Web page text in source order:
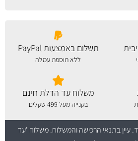
תשלום באמצעות PayPal
ללא תוספת עמלה
משלוח עד הדלת חינם
בקנייה מעל 499 שקלים
עיין בתנאי הרכישה והמשלוח. משלוח 'עד